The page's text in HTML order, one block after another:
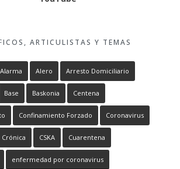
ARTICULISTAS Y TEMAS
Alarma Alero Arresto Domiciliario
Base Baskonia Centena
Confinamiento Forzado Coronavirus
Crónica CSKA Cuarentena
enfermedad por coronavirus